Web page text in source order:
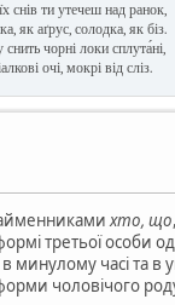
снів ти утечеш над ранок,
як аґрус, солодка, як біз.
чорні локи сплута́ні,
очі, мокрі від сліз.
хто, що
третьої особи
минулому часi та в
чоловічого